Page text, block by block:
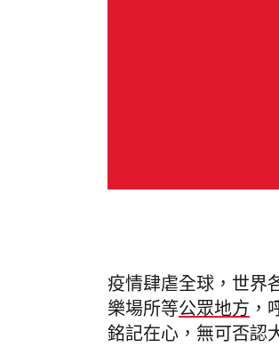
疫情肆虐全球，世界
樂場所等公眾地方 ，
銘記在心，無可否認